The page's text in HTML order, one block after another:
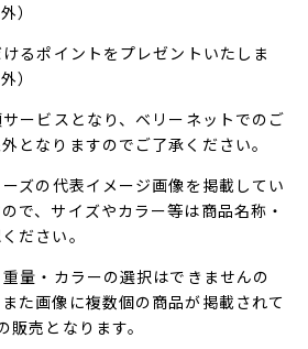
）
るポイントをプレゼントいたしま
）
ービスとなり、ベリーネットでのご
となりますのでご了承ください。
ズの代表イメージ画像を掲載してい
で、サイズやカラー等は商品名称・
ださい。
量・カラーの選択はできませんの
た画像に複数個の商品が掲載されて
売となります。